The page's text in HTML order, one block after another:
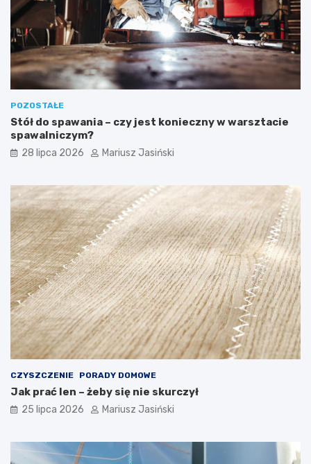
POZOSTAŁE
Stół do spawania – czy jest konieczny w warsztacie
spawalniczym?
28 lipca 2026 Mariusz Jasiński
CZYSZCZENIE PORADY DOMOWE
Jak prać len – żeby się nie skurczył
25 lipca 2026 Mariusz Jasiński